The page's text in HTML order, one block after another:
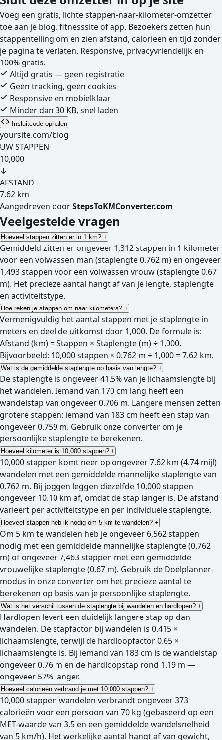
Voeg een gratis, lichte stappen-naar-kilometer-omzetter
toe aan je blog, fitnesssite of app. Bezoekers zetten hun
stappentelling om en zien afstand, calorieën en tijd zonder
je pagina te verlaten. Responsive, privacyvriendelijk en
100% gratis.
Altijd gratis — geen registratie
Geen tracking, geen cookies
Responsive en mobielklaar
Minder dan 30 KB, snel laden
Insluitcode ophalen
yoursite.com/blog
UW STAPPEN
10,000
↓
AFSTAND
7.62 km
Aangedreven doorStepsToKMConverter.com
Veelgestelde vragen
Hoeveel stappen zitten er in 1 km? +
Gemiddeld zitten er ongeveer 1,312 stappen in 1 kilometer
voor een volwassen man (staplengte 0.762 m) en ongeveer
1,493 stappen voor een volwassen vrouw (staplengte 0.67
m). Het precieze aantal hangt af van je lengte, staplengte
en activiteitstype.
Hoe reken je stappen om naar kilometers? +
Vermenigvuldig het aantal stappen met je staplengte in
meters en deel de uitkomst door 1,000. De formule is:
Afstand (km) = Stappen × Staplengte (m) ÷ 1,000.
Bijvoorbeeld: 10,000 stappen × 0.762 m ÷ 1,000 = 7.62 km.
Wat is de gemiddelde staplengte op basis van lengte? +
De staplengte is ongeveer 41.5% van je lichaamslengte bij
het wandelen. Iemand van 170 cm lang heeft een
wandelstap van ongeveer 0.706 m. Langere mensen zetten
grotere stappen: iemand van 183 cm heeft een stap van
ongeveer 0.759 m. Gebruik onze converter om je
persoonlijke staplengte te berekenen.
Hoeveel kilometer is 10,000 stappen? +
10,000 stappen komt neer op ongeveer 7.62 km (4.74 mijl)
wandelen met een gemiddelde mannelijke staplengte van
0.762 m. Bij joggen leggen diezelfde 10,000 stappen
ongeveer 10.10 km af, omdat de stap langer is. De afstand
varieert per activiteitstype en per individuele staplengte.
Hoeveel stappen heb ik nodig om 5 km te wandelen? +
Om 5 km te wandelen heb je ongeveer 6,562 stappen
nodig met een gemiddelde mannelijke staplengte (0.762
m) of ongeveer 7,463 stappen met een gemiddelde
vrouwelijke staplengte (0.67 m). Gebruik de Doelplanner-
modus in onze converter om het precieze aantal te
berekenen op basis van je persoonlijke staplengte.
Wat is het verschil tussen de staplengte bij wandelen en hardlopen? +
Hardlopen levert een duidelijk langere stap op dan
wandelen. De stapfactor bij wandelen is 0.415 ×
lichaamslengte, terwijl de hardloopfactor 0.65 ×
lichaamslengte is. Bij iemand van 183 cm is de wandelstap
ongeveer 0.76 m en de hardloopstap rond 1.19 m —
ongeveer 57% langer.
Hoeveel calorieën verbrand je met 10,000 stappen? +
10,000 stappen wandelen verbrandt ongeveer 373
calorieën voor een persoon van 70 kg (gebaseerd op een
MET-waarde van 3.5 en een gemiddelde wandelsnelheid
van 5 km/h). Het werkelijke aantal hangt af van gewicht,